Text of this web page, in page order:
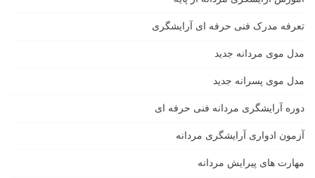
تعرفه مدرک فنی حرفه ای آرایشگری
مدل موی مردانه جدید
مدل موی پسرانه جدید
دوره آرایشگری مردانه فنی حرفه ای
آزمون ادواری آرایشگری مردانه
مهارت های پیرایش مردانه